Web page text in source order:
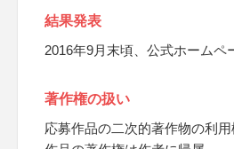
結果発表
2016年9月末頃、公式ホームペ
著作権の扱い
応募作品の二次的著作物の利